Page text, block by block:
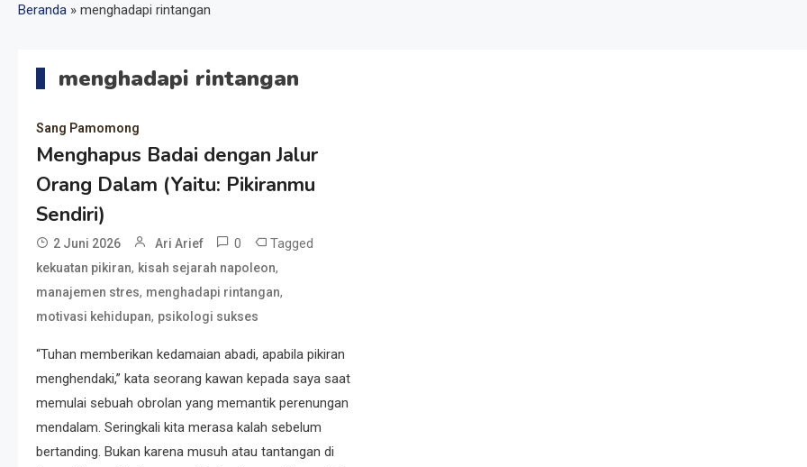
Beranda » menghadapi rintangan
menghadapi rintangan
Sang Pamomong
Menghapus Badai dengan Jalur
Orang Dalam (Yaitu: Pikiranmu
Sendiri)
2 Juni 2026 Ari Arief 0 Tagged
kekuatan pikiran, kisah sejarah napoleon,
manajemen stres, menghadapi rintangan,
motivasi kehidupan, psikologi sukses
“Tuhan memberikan kedamaian abadi, apabila pikiran
menghendaki,” kata seorang kawan kepada saya saat
memulai sebuah obrolan yang memantik perenungan
mendalam. Seringkali kita merasa kalah sebelum
bertanding. Bukan karena musuh atau tantangan di